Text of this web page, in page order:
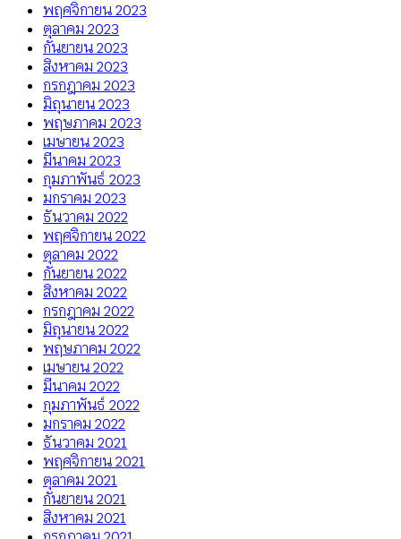
พฤศจิกายน 2023
ตุลาคม 2023
กันยายน 2023
สิงหาคม 2023
กรกฎาคม 2023
มิถุนายน 2023
พฤษภาคม 2023
เมษายน 2023
มีนาคม 2023
กุมภาพันธ์ 2023
มกราคม 2023
ธันวาคม 2022
พฤศจิกายน 2022
ตุลาคม 2022
กันยายน 2022
สิงหาคม 2022
กรกฎาคม 2022
มิถุนายน 2022
พฤษภาคม 2022
เมษายน 2022
มีนาคม 2022
กุมภาพันธ์ 2022
มกราคม 2022
ธันวาคม 2021
พฤศจิกายน 2021
ตุลาคม 2021
กันยายน 2021
สิงหาคม 2021